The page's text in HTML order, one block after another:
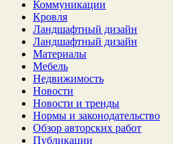
Коммуникации
Кровля
Ландшафтный дизайн
Ландшафтный дизайн
Материалы
Мебель
Недвижимость
Новости
Новости и тренды
Нормы и законодательство
Обзор авторских работ
Публикации